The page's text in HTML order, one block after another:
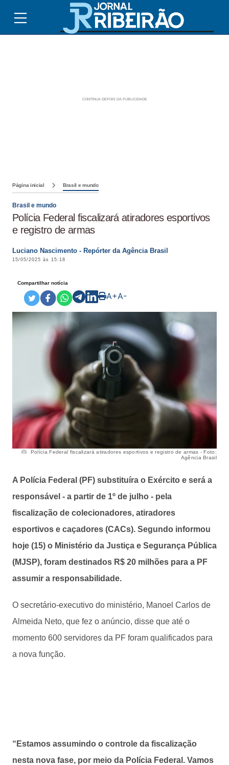
Página inicial Brasil e mundo
Brasil e mundo
Polícia Federal fiscalizará atiradores esportivos
e registro de armas
Luciano Nascimento - Repórter da Agência Brasil
15/05/2025 às 15:18
Compartilhar notícia
A+A-
Polícia Federal fiscalizará atiradores esportivos e registro de armas - Foto:
Agência Brasil
A Polícia Federal (PF) substituíra o Exército e será a
responsável - a partir de 1º de julho - pela
fiscalização de colecionadores, atiradores
esportivos e caçadores (CACs). Segundo informou
hoje (15) o Ministério da Justiça e Segurança Pública
(MJSP), foram destinados R$ 20 milhões para a PF
assumir a responsabilidade.
O secretário-executivo do ministério, Manoel Carlos de
Almeida Neto, que fez o anúncio, disse que até o
momento 600 servidores da PF foram qualificados para
a nova função.
“Estamos assumindo o controle da fiscalização
nesta nova fase, por meio da Polícia Federal. Vamos